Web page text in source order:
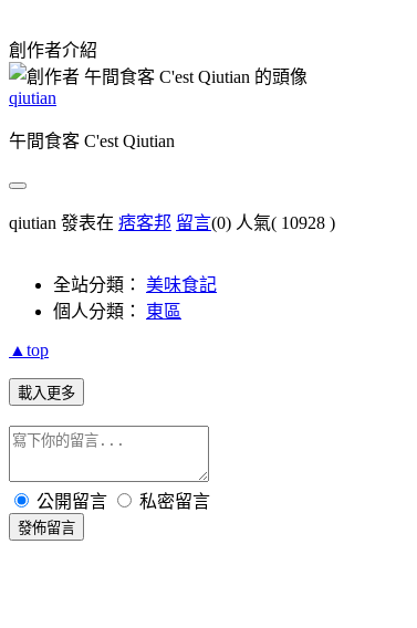
創作者介紹
qiutian
午間食客 C'est Qiutian
qiutian 發表在 痞客邦 留言(0) 人氣( 10928 )
全站分類： 美味食記
個人分類： 東區
▲top
載入更多
公開留言 私密留言
發佈留言